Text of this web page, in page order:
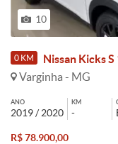
10
0 KM
Nissan Kicks
Varginha - MG
ANO
2019 / 2020
KM
-
R$ 78.900,00